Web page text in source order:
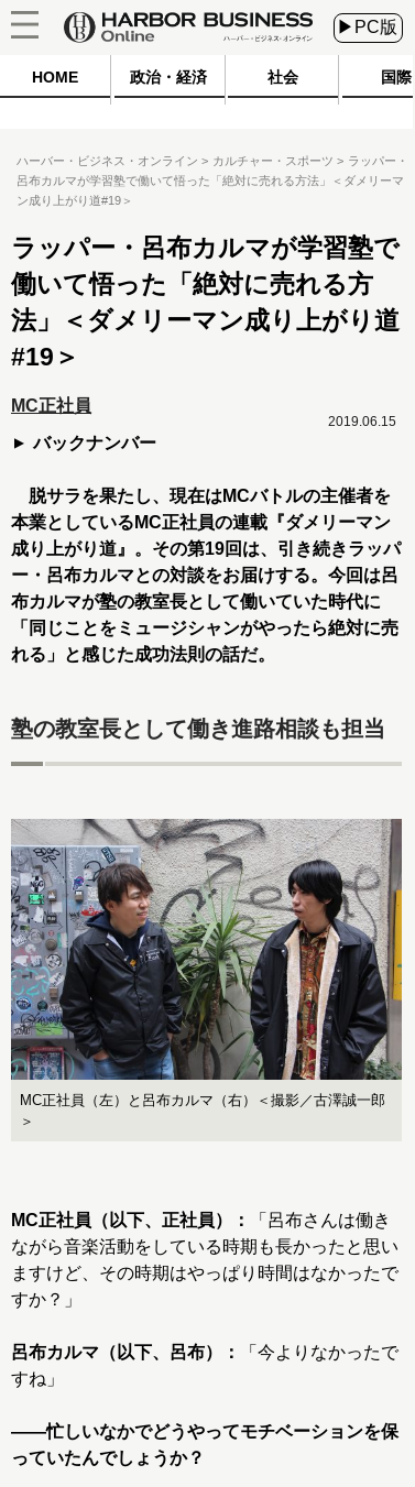
▶PC版
HOME 政治・経済 社会 国際
ハーバー・ビジネス・オンライン カルチャー・スポーツ
ラッパー・
呂布カルマが学習塾で働いて悟った「絶対に売れる方法」＜ダメリーマ
ン成り上がり道#19＞
ラッパー・呂布カルマが学習塾で
働いて悟った「絶対に売れる方
法」＜ダメリーマン成り上がり道
#19＞
MC正社員
バックナンバー
2019.06.15
脱サラを果たし、現在はMCバトルの主催者を
本業としているMC正社員の連載『ダメリーマン
成り上がり道』。その第19回は、引き続きラッパ
ー・呂布カルマとの対談をお届けする。今回は呂
布カルマが塾の教室長として働いていた時代に
「同じことをミュージシャンがやったら絶対に売
れる」と感じた成功法則の話だ。
塾の教室長として働き進路相談も担当
MC正社員（左）と呂布カルマ（右）＜撮影／古澤誠一郎
＞
MC正社員（以下、正社員）：
「呂布さんは働き
ながら音楽活動をしている時期も長かったと思い
ますけど、その時期はやっぱり時間はなかったで
すか？」
呂布カルマ（以下、呂布）：
「今よりなかったで
すね」
――忙しいなかでどうやってモチベーションを保
っていたんでしょうか？